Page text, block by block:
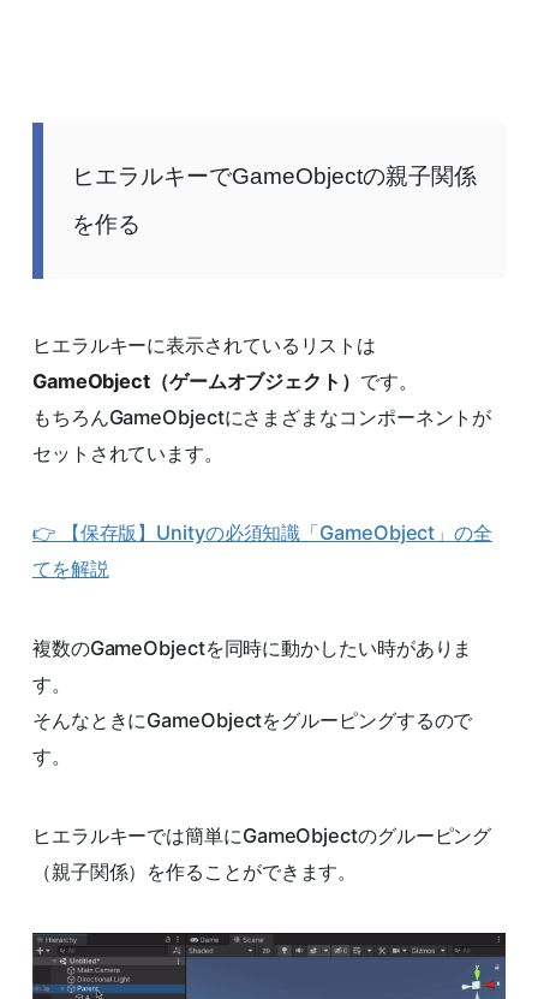
ヒエラルキーでGameObjectの親子関係
を作る
ヒエラルキーに表示されているリストは
GameObject（ゲームオブジェクト） です。
もちろんGameObjectにさまざまなコンポーネントが
セットされています。
👉 【保存版】Unityの必須知識「GameObject」の全
てを解説
複数のGameObjectを同時に動かしたい時がありま
す。
そんなときにGameObjectをグルーピングするので
す。
ヒエラルキーでは簡単にGameObjectのグルーピング
（親子関係）を作ることができます。